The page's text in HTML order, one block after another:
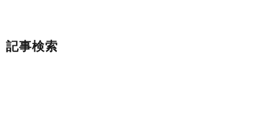
記事検索